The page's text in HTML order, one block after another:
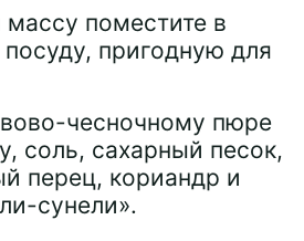
поместите в
пригодную для
чесночному пюре
соль, сахарный песок,
перец, кориандр и
сунели».